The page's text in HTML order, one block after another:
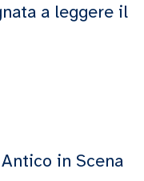
a leggere il
in Scena